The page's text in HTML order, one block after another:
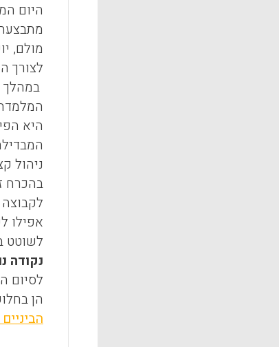
היום
מולם,
לצורך
במהלך
היא
ניהול
בהכרח
אפילו
לשוטט
נקודה
לסיום
הן